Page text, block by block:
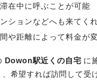
在中に呼ぶことが可能
ションなどへも来てく
や距離によって料金が
Dowon駅近くの自宅 に
、希望すれば訪問して受